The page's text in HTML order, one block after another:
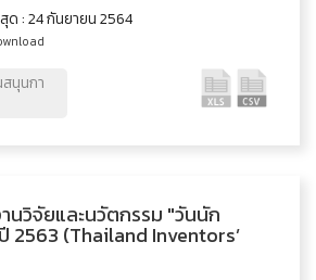
: 24 กันยายน 2564
นุนกา
นวิจัยและนวัตกรรม "วันนัก
2563 (Thailand Inventors’